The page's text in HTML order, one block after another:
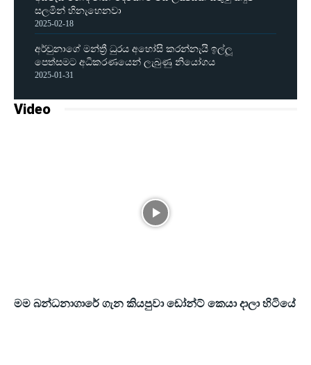
සලමින් හිනැහෙනවා
2025-02-18
අර්චුනාගේ මන්ත්‍රී ධුරය අහෝසි කරන්නැයි ඉල්ලූ
පෙත්සමට අධිකරණයෙන් ලැබුණු නියෝගය
2025-01-31
Video
මම බන්ධනාගාරේ ගැන කියපුවා ඩෝන්ට් කෙයා දාලා හිටියේ